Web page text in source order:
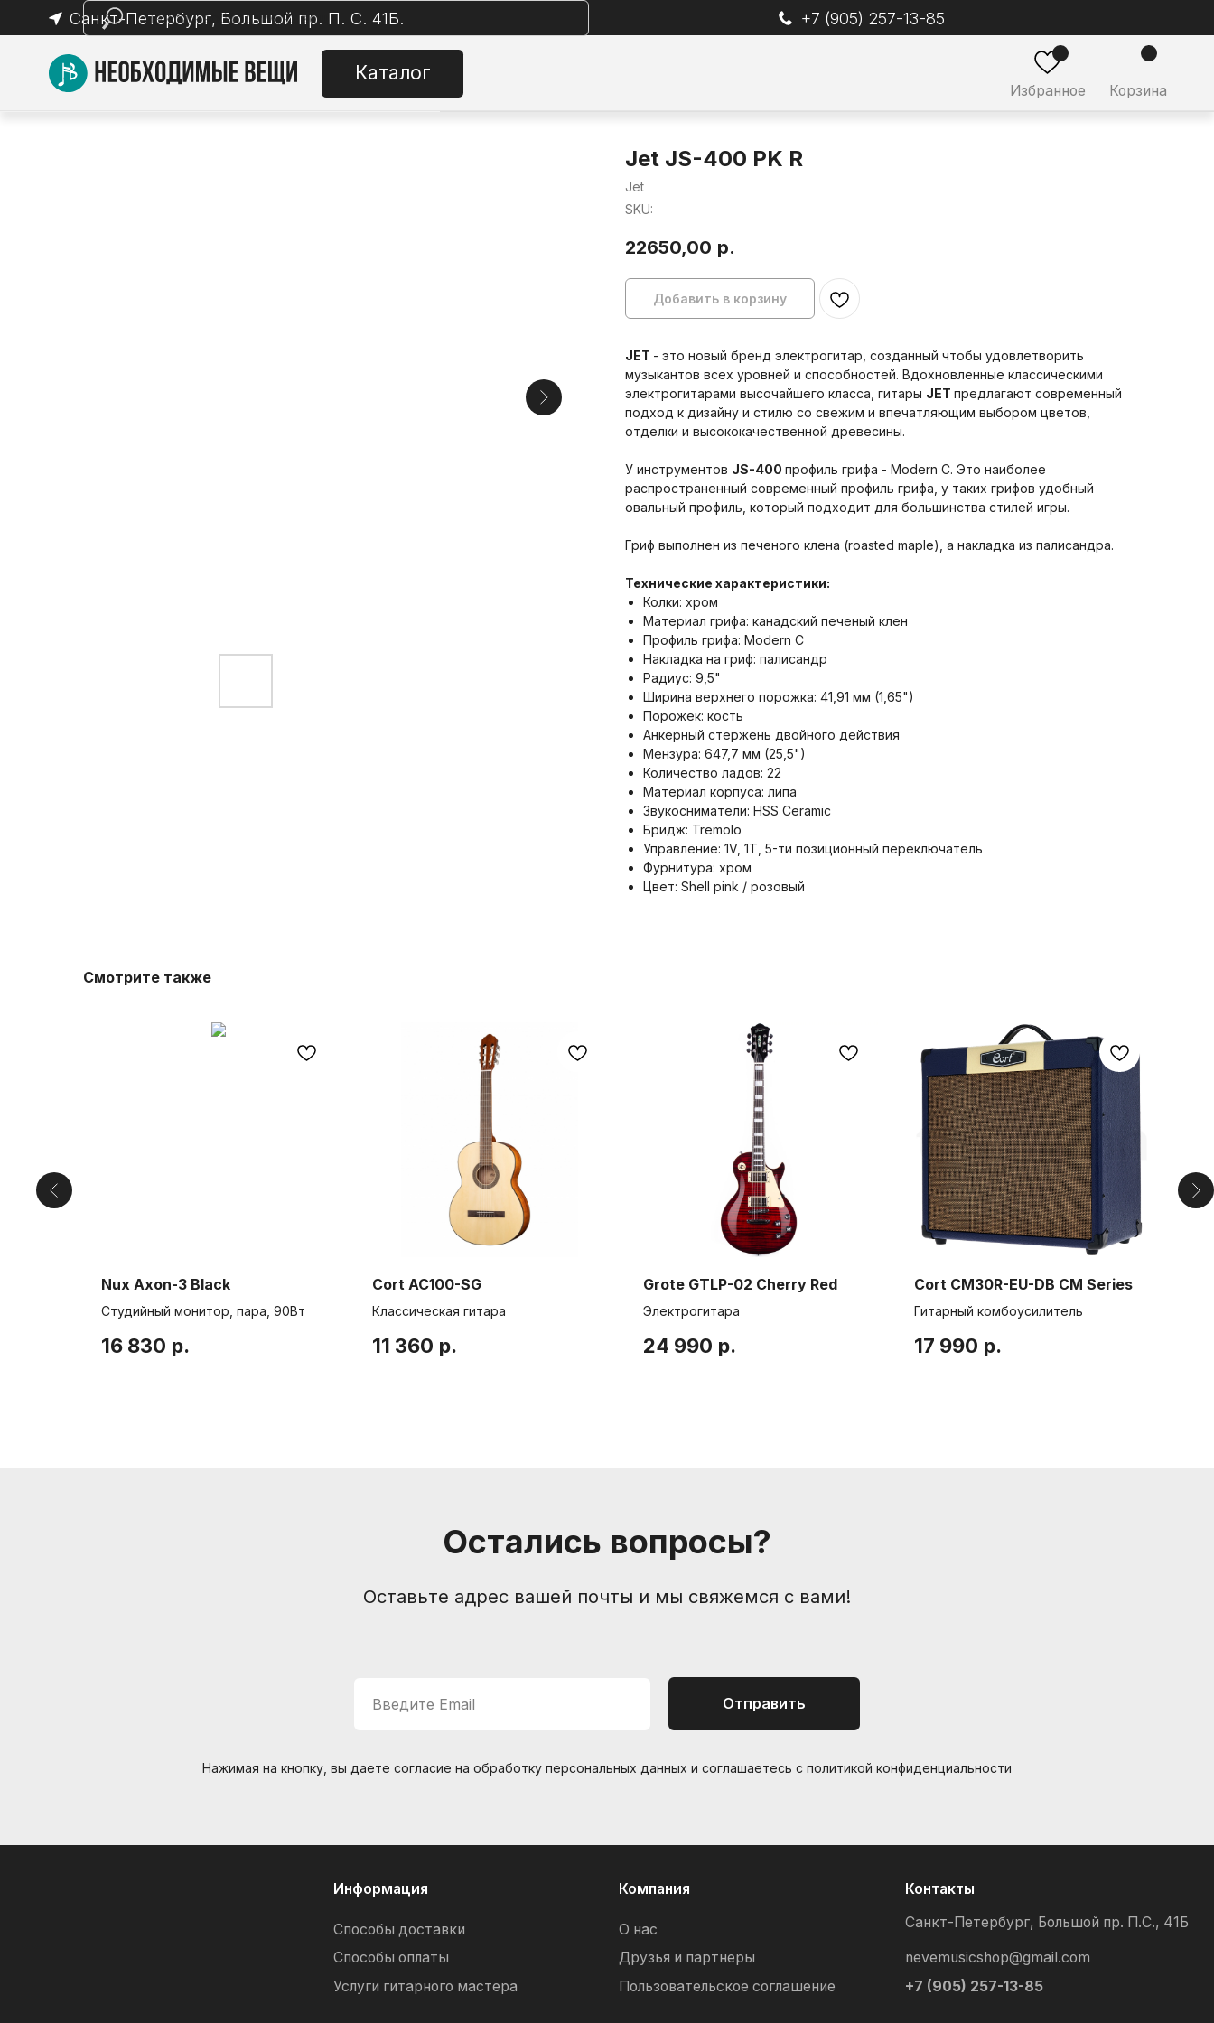
Каталог
Санкт-Петербург, Большой пр. П. С. 41Б.
Jet JS-400 PK R
Jet
SKU:
22650,00 р.
Добавить в корзину
JET - это новый бренд электрогитар, созданный чтобы удовлетворить
музыкантов всех уровней и способностей. Вдохновленные классическими
электрогитарами высочайшего класса, гитары JET предлагают современный
подход к дизайну и стилю со свежим и впечатляющим выбором цветов,
отделки и высококачественной древесины.
У инструментов JS-400 профиль грифа - Modern C. Это наиболее
распространенный современный профиль грифа, у таких грифов удобный
овальный профиль, который подходит для большинства стилей игры.
Гриф выполнен из печеного клена (roasted maple), а накладка из палисандра.
Технические характеристики:
Колки: хром
Материал грифа: канадский печеный клен
Профиль грифа: Modern C
Накладка на гриф: палисандр
Радиус: 9,5"
Ширина верхнего порожка: 41,91 мм (1,65")
Порожек: кость
Анкерный стержень двойного действия
Мензура: 647,7 мм (25,5")
Количество ладов: 22
Материал корпуса: липа
Звукосниматели: HSS Ceramic
Бридж: Tremolo
Управление: 1V, 1T, 5-ти позиционный переключатель
Фурнитура: хром
Цвет: Shell pink / розовый
Смотрите также
Nux Axon-3 Black
Студийный монитор, пара, 90Вт
16 830 р.
Cort AC100-SG
Классическая гитара
11 360 р.
Grote GTLP-02 Cherry Red
Электрогитара
24 990 р.
Cort CM30R-EU-DB CM Series
Гитарный комбоусилитель
17 990 р.
Остались вопросы?
Оставьте адрес вашей почты и мы свяжемся с вами!
Введите Email Отправить
Нажимая на кнопку, вы даете согласие на обработку персональных данных и соглашаетесь c политикой конфиденциальности